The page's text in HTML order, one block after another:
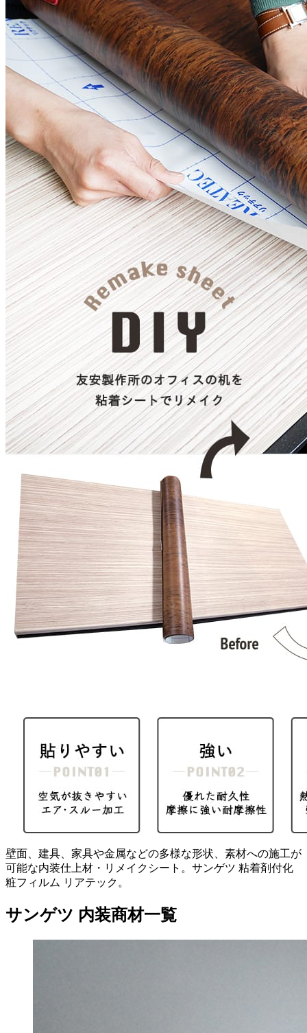
壁面、建具、家具や金属などの多様な形状、素材への施工が
可能な内装仕上材・リメイクシート。サンゲツ 粘着剤付化
粧フィルム リアテック。
サンゲツ 内装商材一覧